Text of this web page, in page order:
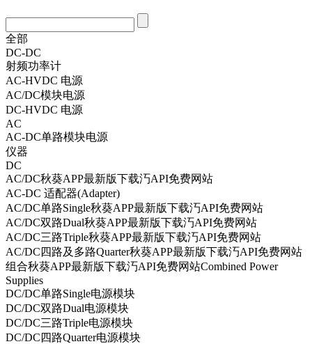
全部
DC-DC
射频功率计
AC-HVDC 电源
AC/DC模块电源
DC-HVDC 电源
AC
AC-DC单路模块电源
仪器
DC
AC/DC秋葵APP最新版下载汅API免费网站
AC-DC 适配器(Adapter)
AC/DC单路Single秋葵APP最新版下载汅API免费网站
AC/DC双路Dual秋葵APP最新版下载汅API免费网站
AC/DC三路Triple秋葵APP最新版下载汅API免费网站
AC/DC四路及多路Quarter秋葵APP最新版下载汅API免费网站
组合秋葵APP最新版下载汅API免费网站Combined Power
Supplies
DC/DC单路Single电源模块
DC/DC双路Dual电源模块
DC/DC三路Triple电源模块
DC/DC四路Quarter电源模块